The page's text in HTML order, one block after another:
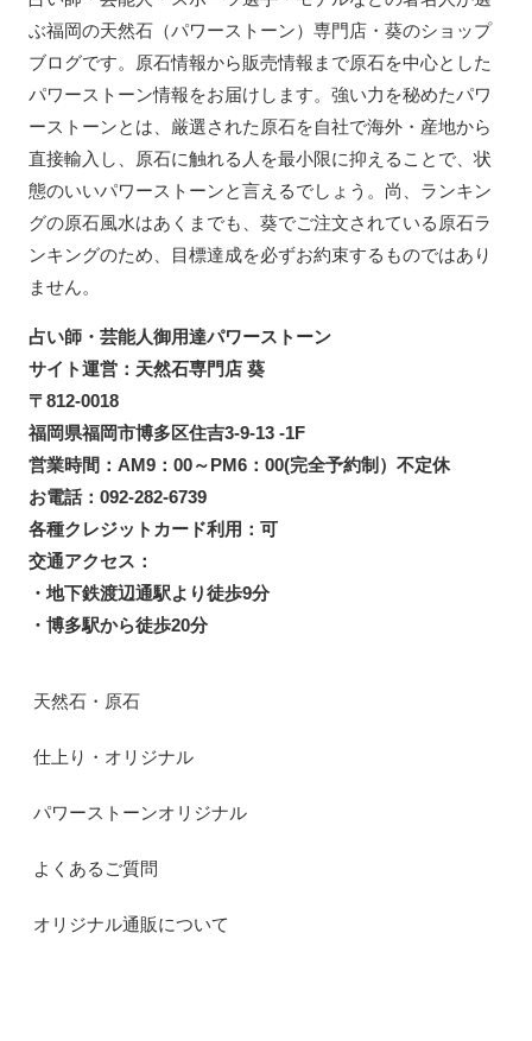
ぶ福岡の天然石（パワーストーン）専門店・葵のショップ
ブログです。原石情報から販売情報まで原石を中心とした
パワーストーン情報をお届けします。強い力を秘めたパワ
ーストーンとは、厳選された原石を自社で海外・産地から
直接輸入し、原石に触れる人を最小限に抑えることで、状
態のいいパワーストーンと言えるでしょう。尚、ランキン
グの原石風水はあくまでも、葵でご注文されている原石ラ
ンキングのため、目標達成を必ずお約束するものではあり
ません。
占い師・芸能人御用達パワーストーン
サイト運営：天然石専門店 葵
〒812-0018
福岡県福岡市博多区住吉3-9-13 -1F
営業時間：AM9：00～PM6：00(完全予約制）不定休
お電話：092-282-6739
各種クレジットカード利用：可
交通アクセス：
・地下鉄渡辺通駅より徒歩9分
・博多駅から徒歩20分
天然石・原石
仕上り・オリジナル
パワーストーンオリジナル
よくあるご質問
オリジナル通販について